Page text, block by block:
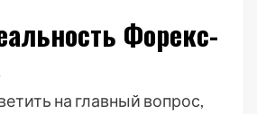
Форекс-
на главный вопрос,